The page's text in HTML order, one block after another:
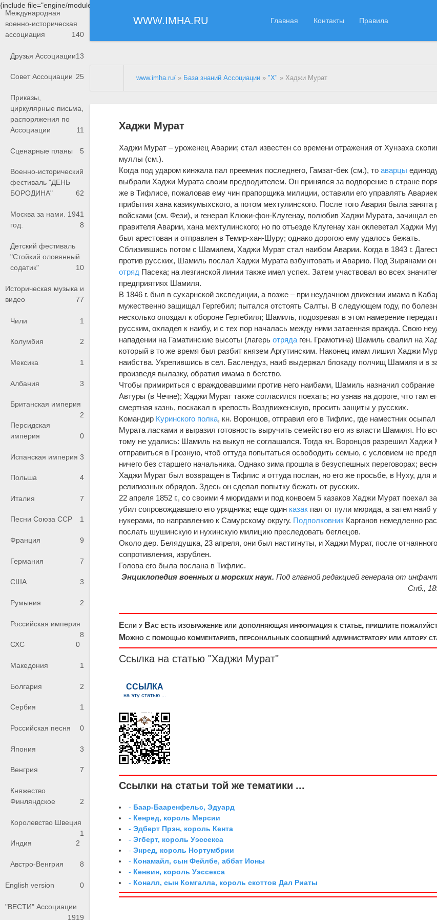
{include file="engine/modules/saperu/head.php"}
WWW.IMHA.RU Главная Контакты Правила
Международная
военно-историческая
ассоциация
140
Друзья Ассоциации13
Совет Ассоциации 25
Приказы,
циркулярные письма,
распоряжения по
Ассоциации
11
Сценарные планы 5
Военно-исторический
фестиваль "ДЕНЬ
БОРОДИНА"
62
Москва за нами. 1941
год.
8
Детский фестиваль
"Стойкий оловянный
содатик"
10
Историческая музыка и
видео
77
Чили 1
Колумбия 2
Мексика 1
Албания 3
Британская империя
2
Персидская
империя
0
Испанская империя 3
Польша 4
Италия 7
Песни Союза ССР 1
Франция 9
Германия 7
США 3
Румыния 2
Российская империя
8
СХС
0
Македония 1
Болгария 2
Сербия 1
Российская песня 0
Япония 3
Венгрия 7
Княжество
Финляндское
2
Королевство Швеция
1
Индия
2
Австро-Венгрия 8
English version 0
"ВЕСТИ" Ассоциации
1919
www.imha.ru/ » База знаний Ассоциации »"Х" » Хаджи Мурат
Хаджи Мурат
Хаджи Мурат – уроженец Аварии; стал известен со времени отражения от Хунзаха
муллы (см.).
Когда под ударом кинжала пал преемник последнего, Гамзат-бек (см.), тоаварцы
выбрали Хаджи Мурата своим предводителем. Он принялся за водворение в стране
же в Тифлисе, пожаловав ему чин прапорщика милиции, оставили его управлять
прибытия хана казикумыхского, а потом мехтулинского. После того Авария была занята
войсками (см. Фези), и генерал Клюки-фон-Клугенау, полюбив Хаджи Мурата, зачищал
правителя Аварии, хана мехтулинского; но по отъезде Клугенау хан оклеветал Хаджи
был арестован и отправлен в Темир-хан-Шуру; однако дорогою ему удалось бежать.
Сблизившись потом с Шамилем, Хаджи Мурат стал наибом Аварии. Когда в 1843 г.
против русских, Шамиль послал Хаджи Мурата взбунтовать и Аварию. Под Зырянами
отряд Пасека; на лезгинской линии также имел успех. Затем участвовал во всех
предприятиях Шамиля.
В 1846 г. был в сухарнской экспедиции, а позже – при неудачном движении имама в
мужественно защищал Гергебил; пытался отстоять Салты. В следующем году, по
несколько опоздал к обороне Гергебиля; Шамиль, подозревая в этом намерение
русским, охладел к наибу, и с тех пор началась между ними затаенная вражда. Свою
нападении на Гаматинские высоты (лагерьотряда ген. Грамотина) Шамиль свалил на
который в то же время был разбит князем Аргутинским. Наконец имам лишил Хаджи
наибства. Укрепившись в сел. Баслендуз, наиб выдержал блокаду полчищ Шамиля и в
произведя вылазку, обратил имама в бегство.
Чтобы примириться с враждовавшими против него наибами, Шамиль назначил собрание
Автуры (в Чечне); Хаджи Мурат также согласился поехать; но узнав на дороге, что там
смертная казнь, поскакал в крепость Воздвиженскую, просить защиты у русских.
Командир Куринского полка, кн. Воронцов, отправил его в Тифлис, где наместник
Мурата ласками и выразил готовность выручить семейство его из власти Шамиля. Но
тому не удались: Шамиль на выкуп не соглашался. Тогда кн. Воронцов разрешил Хаджи
отправиться в Грозную, чтоб оттуда попытаться освободить семью, с условием не
ничего без старшего начальника. Однако зима прошла в безуспешных переговорах;
Хаджи Мурат был возвращен в Тифлис и оттуда послан, но его же просьбе, в Нуху, для
религиозных обрядов. Здесь он сделал попытку бежать от русских.
22 апреля 1852 г., со своими 4 мюридами и под конвоем 5 казаков Хаджи Мурат поехал
убил сопровождавшего его урядника; еще один казак пал от пули мюрида, а затем наиб
нукерами, по направлению к Самурскому округу. Подполковник Карганов немедленно
послать шушинскую и нухинскую милицию преследовать беглецов.
Около дер. Белядушка, 23 апреля, они был настигнуты, и Хаджи Мурат, после отчаянного
сопротивления, изрублен.
Голова его была послана в Тифлис.
Энциклопедия военных и морских наук. Под главной редакцией генерала от
Спб.,
Если у Вас есть изображение или дополняющая информация к статье, пришлите
Можно с помощью комментариев, персональных сообщений администратору или автору
Ссылка на статью "Хаджи Мурат"
Ссылки на статьи той же тематики ...
- Баар-Бааренфельс, Эдуард
- Кенред, король Мерсии
-Эдберт Прэн, король Кента
-Эгберт, король Уэссекса
-Энред, король Нортумбрии
- Конамайл, сын Фейлбе, аббат Ионы
- Кенвин, король Уэссекса
- Коналл, сын Комгалла, король скоттов Дал Риаты